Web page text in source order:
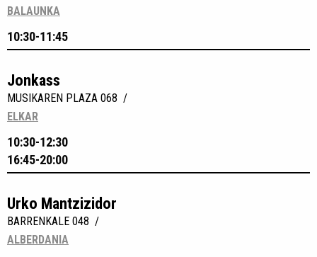
BALAUNKA
10:30-11:45
Jonkass
MUSIKAREN PLAZA 068 /
ELKAR
10:30-12:30
16:45-20:00
Urko Mantzizidor
BARRENKALE 048 /
ALBERDANIA